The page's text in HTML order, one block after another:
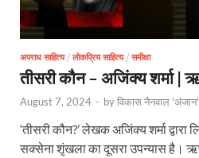
अपराध साहित्य/ लोकप्रिय साहित्य/ समीक्षा
तीसरी कौन – अजिंक्य शर्मा |
August 7, 2024 - byविकास नैनवाल 'अंजान'
‘तीसरी कौन?’ लेखक अजिंक्य शर्मा
सक्सेना शृंखला का दूसरा उपन्यास है।